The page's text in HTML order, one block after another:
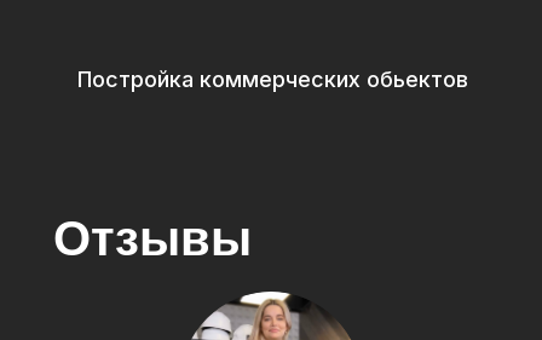
Постройка коммерческих обьектов
Отзывы